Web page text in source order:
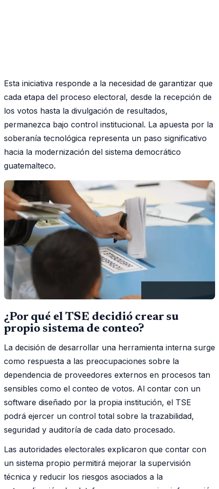
Esta iniciativa responde a la necesidad de garantizar que
cada etapa del proceso electoral, desde la recepción de
los votos hasta la divulgación de resultados,
permanezca bajo control institucional. La apuesta por la
soberanía tecnológica representa un paso significativo
hacia la modernización del sistema democrático
guatemalteco.
¿Por qué el TSE decidió crear su
propio sistema de conteo?
La decisión de desarrollar una herramienta interna surge
como respuesta a las preocupaciones sobre la
dependencia de proveedores externos en procesos tan
sensibles como el conteo de votos. Al contar con un
software diseñado por la propia institución, el TSE
podrá ejercer un control total sobre la trazabilidad,
seguridad y auditoría de cada dato procesado.
Las autoridades electorales explicaron que contar con
un sistema propio permitirá mejorar la supervisión
técnica y reducir los riesgos asociados a la